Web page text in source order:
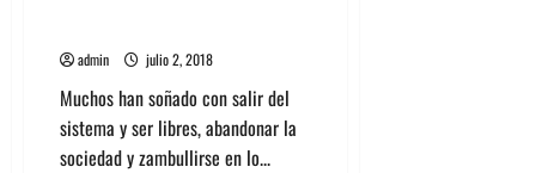
serie
admin julio 2, 2018
Muchos han soñado con salir del
sistema y ser libres, abandonar la
sociedad y zambullirse en lo...